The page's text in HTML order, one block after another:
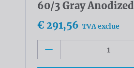
60/3 Gray Anodized
€ 291,56 TVA exclue